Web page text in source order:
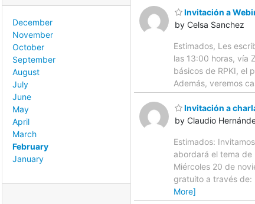
December
November
October
September
August
July
June
May
April
March
February
January
Invitación a
by Celsa Sanchez
Estimados, Les
las 13:00 horas, vía
básicos de RPKI, el
Además, veremos
Invitación a
by Claudio
Estimados:
abordará el tema de
Miércoles 20 de
gratuito a través de:
More]